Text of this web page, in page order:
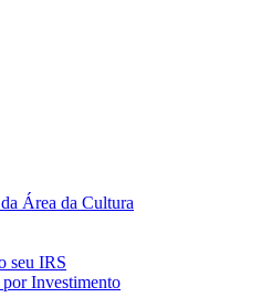
Área da Cultura
seu IRS
Investimento